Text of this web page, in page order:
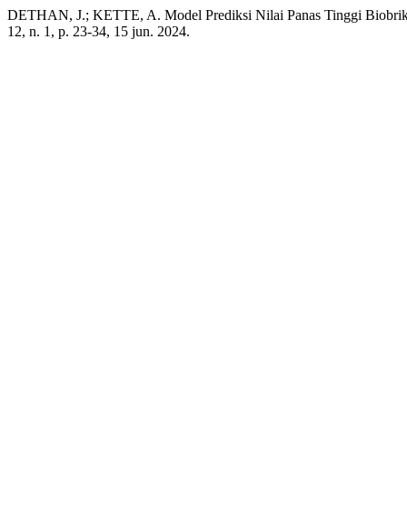
DETHAN, J.; KETTE, A. Model Prediksi Nilai Panas Tinggi
12, n. 1, p. 23-34, 15 jun. 2024.